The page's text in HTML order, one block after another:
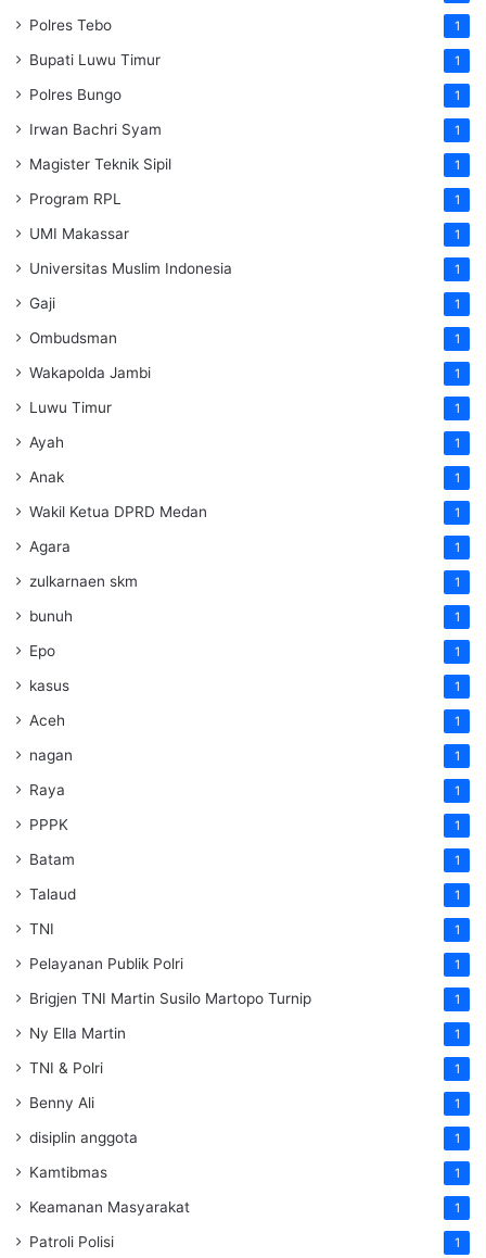
Polres Tebo 1
Bupati Luwu Timur 1
Polres Bungo 1
Irwan Bachri Syam 1
Magister Teknik Sipil 1
Program RPL 1
UMI Makassar 1
Universitas Muslim Indonesia 1
Gaji 1
Ombudsman 1
Wakapolda Jambi 1
Luwu Timur 1
Ayah 1
Anak 1
Wakil Ketua DPRD Medan 1
Agara 1
zulkarnaen skm 1
bunuh 1
Epo 1
kasus 1
Aceh 1
nagan 1
Raya 1
PPPK 1
Batam 1
Talaud 1
TNI 1
Pelayanan Publik Polri 1
Brigjen TNI Martin Susilo Martopo Turnip 1
Ny Ella Martin 1
TNI & Polri 1
Benny Ali 1
disiplin anggota 1
Kamtibmas 1
Keamanan Masyarakat 1
Patroli Polisi 1